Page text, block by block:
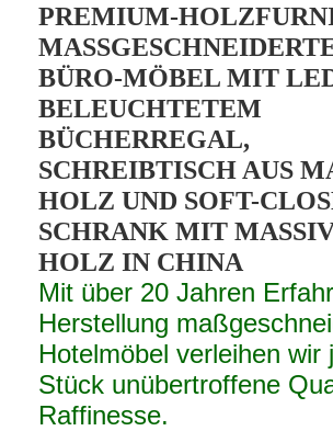
PREMIUM-
BÜRO-MÖBEL MIT
BELEUCHTETEM
BÜCHERREGAL,
SCHREIBTISCH AUS
HOLZ UND SOFT-
SCHRANK MIT
HOLZ IN CHINA
Mit über 20 Jahren
Herstellung
Hotelmöbel verleihen wir
Stück unübertroffene
Raffinesse.